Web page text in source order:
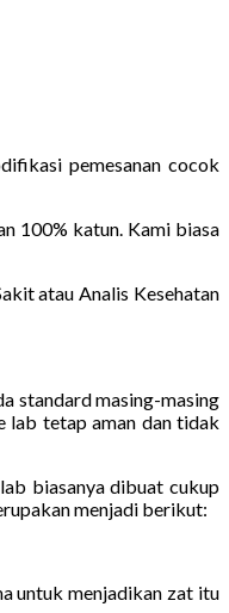
pemesanan cocok
100% katun. Kami biasa
atau Analis Kesehatan
standard masing-masing
lab tetap aman dan tidak
biasanya dibuat cukup
menjadi berikut:
untuk menjadikan zat itu